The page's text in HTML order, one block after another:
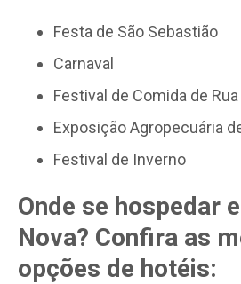
Festa de São Sebastião
Carnaval
Festival de Comida de Rua
Exposição Agropecuária
Festival de Inverno
Onde se hospedar
Nova? Confira as
opções de hotéis: